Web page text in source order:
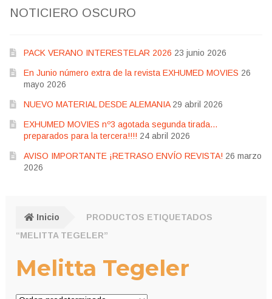
NOTICIERO OSCURO
PACK VERANO INTERESTELAR 2026 23 junio 2026
En Junio número extra de la revista EXHUMED MOVIES 26
mayo 2026
NUEVO MATERIAL DESDE ALEMANIA 29 abril 2026
EXHUMED MOVIES nº3 agotada segunda tirada…
preparados para la tercera!!!! 24 abril 2026
AVISO IMPORTANTE ¡RETRASO ENVÍO REVISTA! 26 marzo
2026
Inicio
PRODUCTOS ETIQUETADOS
“MELITTA TEGELER”
Melitta Tegeler